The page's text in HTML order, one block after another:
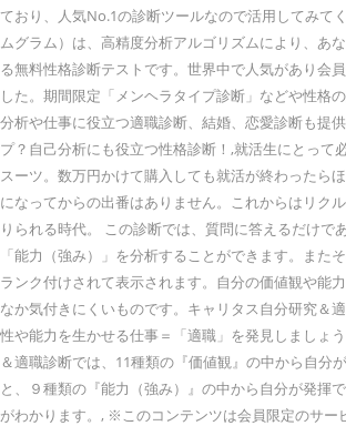
ており、人気No.1の診断ツールなので活用してみて
ムグラム）は、高精度分析アルゴリズムにより、あ
る無料性格診断テストです。世界中で人気があり会
した。期間限定「メンヘラタイプ診断」などや性格
分析や仕事に役立つ適職診断、結婚、恋愛診断も提
プ？自己分析にも役立つ性格診断！,就活生にとって
スーツ。数万円かけて購入しても就活が終わったら
になってからの出番はありません。これからはリク
りられる時代。 この診断では、質問に答えるだけで
「能力（強み）」を分析することができます。また
ランク付けされて表示されます。自分の価値観や能
なか気付きにくいものです。キャリタス自分研究＆
性や能力を生かせる仕事＝「適職」を発見しましょ
＆適職診断では、11種類の『価値観』の中から自分
と、９種類の『能力（強み）』の中から自分が発揮
がわかります。, ※このコンテンツは会員限定のサー